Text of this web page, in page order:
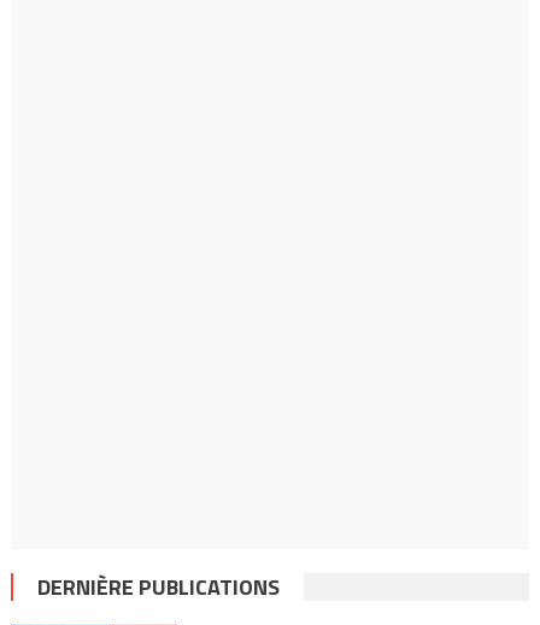
DERNIÈRE PUBLICATIONS